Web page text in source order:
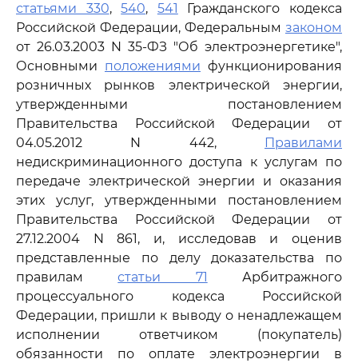
статьями 330,540, 541 Гражданского кодекса
Российской Федерации, Федеральным законом
от 26.03.2003 N 35-ФЗ "Об электроэнергетике",
Основными положениями функционирования
розничных рынков электрической энергии,
утвержденными постановлением
Правительства Российской Федерации от
04.05.2012 N 442,
Правилами
недискриминационного доступа к услугам по
передаче электрической энергии и оказания
этих услуг, утвержденными постановлением
Правительства Российской Федерации от
27.12.2004 N 861, и, исследовав и оценив
представленные по делу доказательства по
правиламстатьи 71 Арбитражного
процессуального кодекса Российской
Федерации, пришли к выводу о ненадлежащем
исполнении ответчиком (покупатель)
обязанности по оплате электроэнергии в